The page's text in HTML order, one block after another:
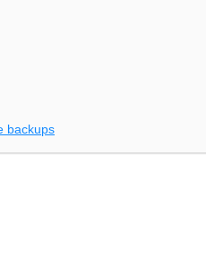
backups